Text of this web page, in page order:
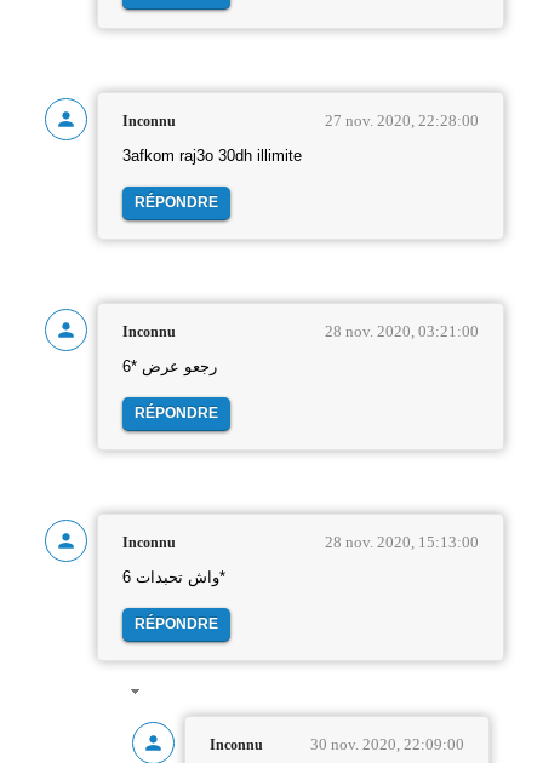
Inconnu 27 nov. 2020, 22:28:00
3afkom raj3o 30dh illimite
RÉPONDRE
Inconnu 28 nov. 2020, 03:21:00
رجعو عرض *6
RÉPONDRE
Inconnu 28 nov. 2020, 15:13:00
واش تحبدات 6*
RÉPONDRE
Inconnu 30 nov. 2020, 22:09:00